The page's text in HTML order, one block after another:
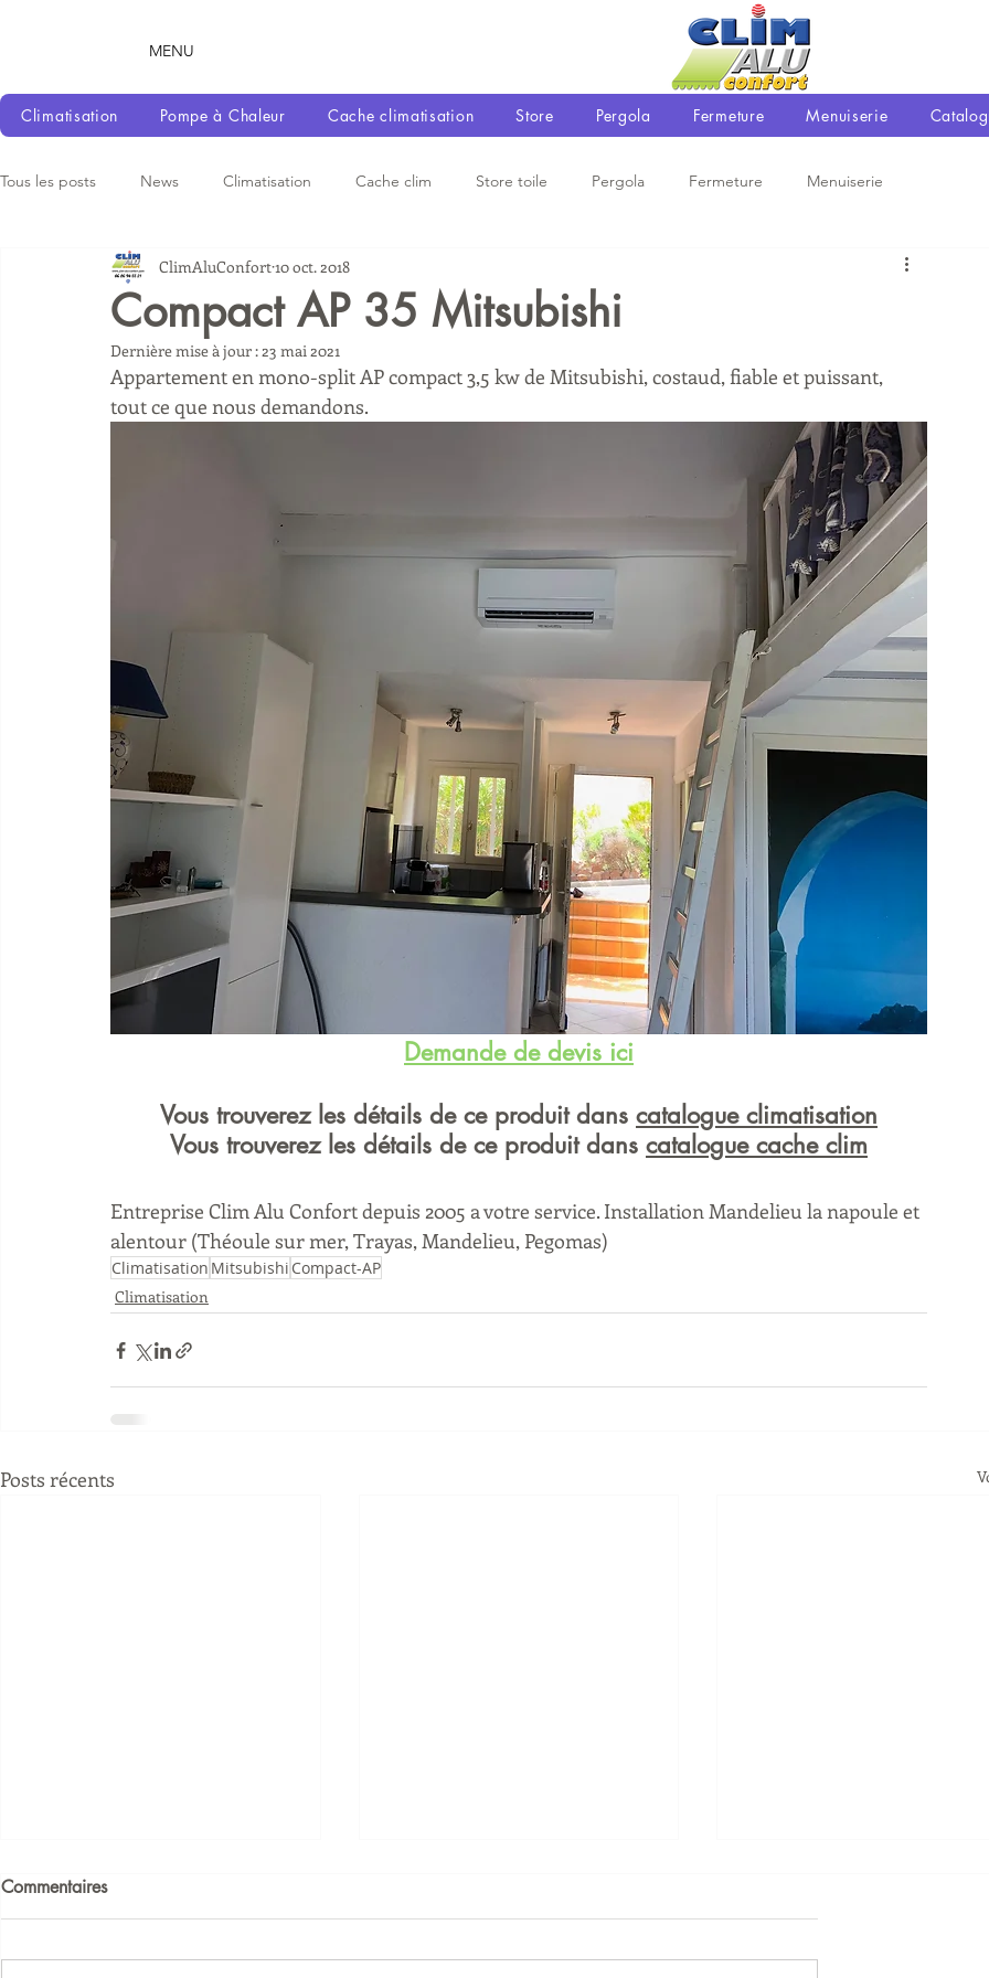
MENU
Climatisation
Pompe à Chaleur Cache climatisation Store Pergola Fermeture Menuiserie
Tous les posts News Climatisation Cache clim Store toile Pergola Fermeture Menuiserie
Compact AP 35 Mitsubishi
ClimAluConfort10 oct. 2018
Dernière mise à jour :23 mai 2021
Appartement en mono-split AP compact 3,5 kw de Mitsubishi, costaud, fiable et puissant,
tout ce que nous demandons.
Demande de devis ici
Vous trouverez les détails de ce produit dans catalogue climatisation
Vous trouverez les détails de ce produit dans catalogue cache clim
Entreprise Clim Alu Confort depuis 2005 a votre service. Installation Mandelieu la napoule et
alentour (Théoule sur mer, Trayas, Mandelieu, Pegomas)
Climatisation Mitsubishi Compact-AP
Climatisation
Posts récents
Commentaires